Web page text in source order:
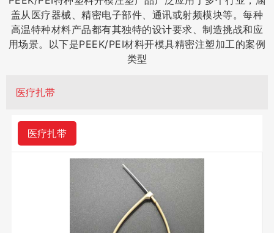
盖从医疗器械、精密电子部件、通讯或射频模块等。每种
高温特种材料产品都有其独特的设计要求、制造挑战和应
用场景。以下是PEEK/PEI材料开模具精密注塑加工的案例
类型
医疗扎带
医疗扎带